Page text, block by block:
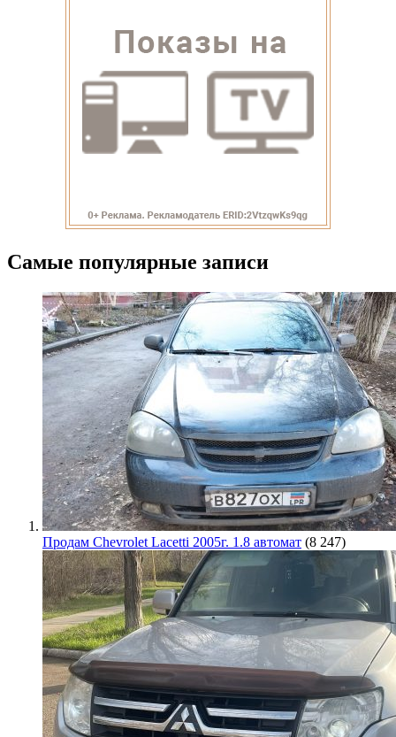
Самые популярные записи
Продам Chevrolet Lacetti 2005г. 1.8 автомат (8 247)